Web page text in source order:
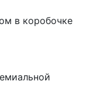
в коробочке